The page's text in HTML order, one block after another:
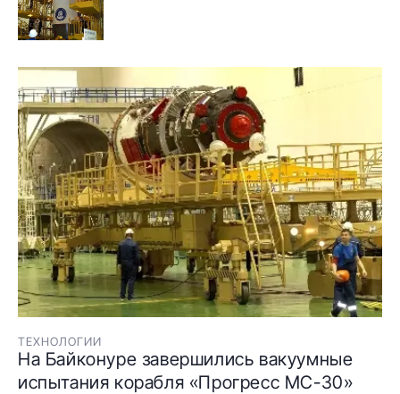
ТЕХНОЛОГИИ
На Байконуре завершились вакуумные
испытания корабля «Прогресс МС-30»